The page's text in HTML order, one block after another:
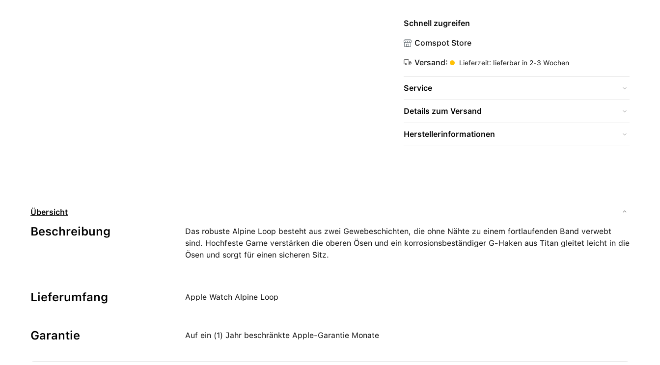
Schnell zugreifen
Comspot Store
Versand: Lieferzeit: lieferbar in 2-3 Wochen
Service
Details zum Versand
Herstellerinformationen
Übersicht
Beschreibung
Das robuste Alpine Loop besteht aus zwei Gewebe­schichten, die ohne Nähte zu einem fortlaufenden Band verwebt
sind. Hochfeste Garne verstärken die oberen Ösen und ein korrosionsbeständiger G-Haken aus Titan gleitet leicht in die
Ösen und sorgt für einen sicheren Sitz.
Lieferumfang Apple Watch Alpine Loop
Garantie Auf ein (1) Jahr beschränkte Apple-Garantie Monate